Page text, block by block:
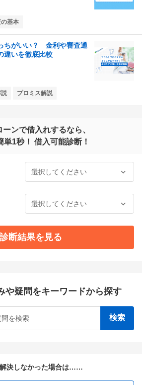
の基本
ちがいい？ 金利や審査通
違いを徹底比較
説 プロミス解説
ーンで借入れするなら、
単1秒！ 借入可能診断！
診断結果を見る
や疑問をキーワードから探す
決しなかった場合は……